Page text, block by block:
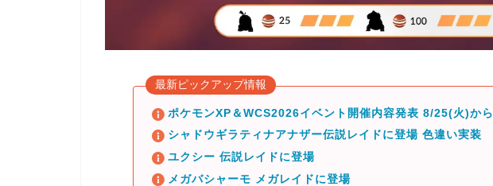
最新ピックアップ情報
ポケモンXP＆WCS2026イベント開催内容発表 8/25(火)から
シャドウギラティナアナザー伝説レイドに登場 色違い実装
ユクシー 伝説レイドに登場
メガバシャーモ メガレイドに登場